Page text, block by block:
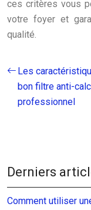
ces critères vous
votre foyer et
qualité.
Les
bon filtre anti-
professionnel
Derniers
Comment utiliser